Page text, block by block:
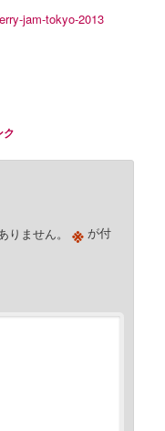
jam-tokyo-2013
ク
ません。 ※ が付